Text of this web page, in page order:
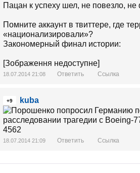
Пацан к успеху шел, не повезло, не
Помните аккаунт в твиттере, где
«национализировали»?
Закономерный финал истории:
[Зображення недоступне]
18.07.2014 21:08 Ответить Ссылка
+9 kuba
18.07.2014 21:09 Ответить Ссылка